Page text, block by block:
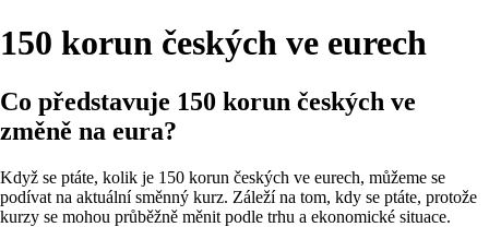
150 korun českých ve eurech
Co představuje 150 korun českých ve
změně na eura?
Když se ptáte, kolik je 150 korun českých ve eurech, můžeme se
podívat na aktuální směnný kurz. Záleží na tom, kdy se ptáte, protože
kurzy se mohou průběžně měnit podle trhu a ekonomické situace.